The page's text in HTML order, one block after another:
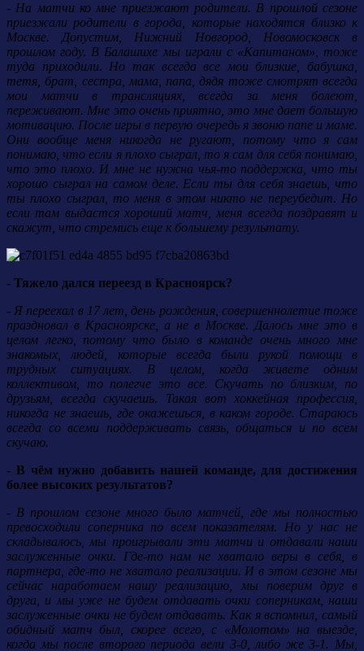
- На матчи ко мне приезжают родители. В прошлой сезоне
приезжали родители в города, которые находятся близко к
Москве. Допустим, Нижний Новгород, Новомосковск в
прошлом году. В Балашихе мы играли с «Капитаном», тоже
туда приходили. Но так всегда все мои близкие, бабушка,
тетя, брат, сестра, мама, папа, дядя тоже смотрят всегда
мои матчи в трансляциях, всегда за меня болеют,
переживают. Мне это очень приятно, это мне дает большую
мотивацию. После игры в первую очередь я звоню папе и маме.
Они вообще меня никогда не ругают, потому что я сам
понимаю, что если я плохо сыграл, то я сам для себя понимаю,
что это плохо. И мне не нужна чья-то поддержка, что ты
хорошо сыграл на самом деле. Если ты для себя знаешь, что
ты плохо сыграл, то меня в этом никто не переубедит. Но
если там выдастся хороший матч, меня всегда поздравят и
скажут, что стремись еще к большему результату.
- Тяжело дался переезд в Красноярск?
- Я переехал в 17 лет, день рождения, совершеннолетие тоже
праздновал в Красноярске, а не в Москве. Далось мне это в
целом легко, потому что было в команде очень много мне
знакомых, людей, которые всегда были рукой помощи в
трудных ситуациях. В целом, когда живете одним
коллективом, то полегче это все. Скучать по близким, по
друзьям, всегда скучаешь. Такая вот хоккейная профессия,
никогда не знаешь, где окажешься, в каком городе. Стараюсь
всегда со всеми поддерживать связь, общаться и по всем
скучаю.
- В чём нужно добавить нашей команде, для достижения
более высоких результатов?
- В прошлом сезоне много было матчей, где мы полностью
превосходили соперника по всем показателям. Но у нас не
складывалось, мы проигрывали эти матчи и отдавали наши
заслуженные очки. Где-то нам не хватало веры в себя, в
партнера, где-то не хватало реализации. И в этом сезоне мы
сейчас наработаем нашу реализацию, мы поверим друг в
друга, и мы уже не будем отдавать очки соперникам, наши
заслуженные очки не будем отдавать. Как я вспомнил, самый
обидный матч был, скорее всего, с «Молотом» на выезде,
когда мы после второго периода вели 3-0, либо же 3-1. Мы,